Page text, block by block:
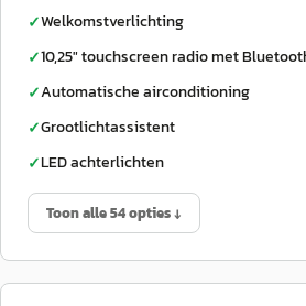
✓Welkomstverlichting
✓10,25" touchscreen radio met
✓Automatische airconditioning
✓Grootlichtassistent
✓LED achterlichten
Toon alle 54 opties ↓